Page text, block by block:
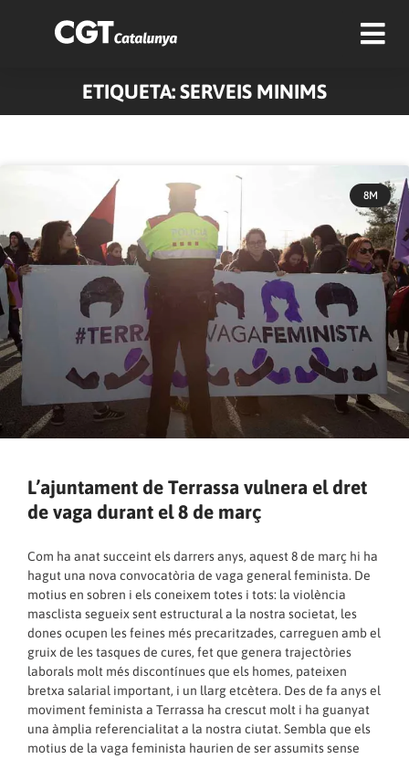
ETIQUETA: SERVEIS MINIMS
8M
L’ajuntament de Terrassa vulnera el dret
de vaga durant el 8 de març
Com ha anat succeint els darrers anys, aquest 8 de març hi ha
hagut una nova convocatòria de vaga general feminista. De
motius en sobren i els coneixem totes i tots: la violència
masclista segueix sent estructural a la nostra societat, les
dones ocupen les feines més precaritzades, carreguen amb el
gruix de les tasques de cures, fet que genera trajectòries
laborals molt més discontínues que els homes, pateixen
bretxa salarial important, i un llarg etcètera. Des de fa anys el
moviment feminista a Terrassa ha crescut molt i ha guanyat
una àmplia referencialitat a la nostra ciutat. Sembla que els
motius de la vaga feminista haurien de ser assumits sense